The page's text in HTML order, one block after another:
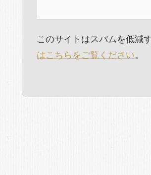
このサイトはスパムを低減
はこちらをご覧ください。